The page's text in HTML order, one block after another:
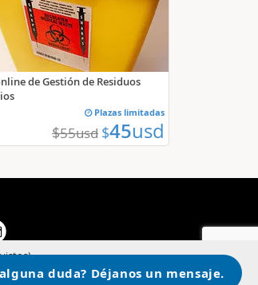
de Gestión de Residuos
Plazas limitadas
$55usd $45usd